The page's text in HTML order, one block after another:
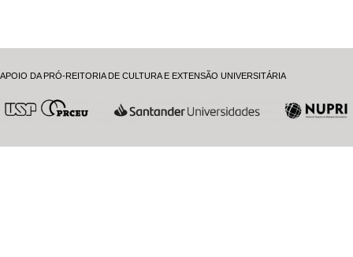
APOIO DA PRÓ-REITORIA DE CULTURA E EXTENSÃO UNIVERSITÁRIA